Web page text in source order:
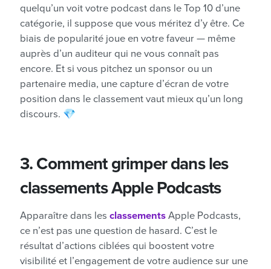
quelqu’un voit votre podcast dans le Top 10 d’une
catégorie, il suppose que vous méritez d’y être. Ce
biais de popularité joue en votre faveur — même
auprès d’un auditeur qui ne vous connaît pas
encore. Et si vous pitchez un sponsor ou un
partenaire media, une capture d’écran de votre
position dans le classement vaut mieux qu’un long
discours. 💎
3. Comment grimper dans les
classements Apple Podcasts
Apparaître dans les classements Apple Podcasts,
ce n’est pas une question de hasard. C’est le
résultat d’actions ciblées qui boostent votre
visibilité et l’engagement de votre audience sur une